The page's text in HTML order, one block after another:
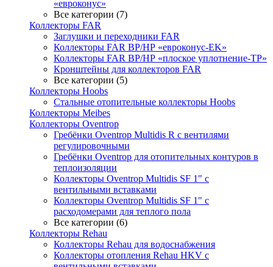
«евроконус»
Все категории (7)
Коллекторы FAR
Заглушки и переходники FAR
Коллекторы FAR ВР/НР «евроконус-EK»
Коллекторы FAR ВР/НР «плоское уплотнение-TP»
Кронштейны для коллекторов FAR
Все категории (5)
Коллекторы Hoobs
Стальные отопительные коллекторы Hoobs
Коллекторы Meibes
Коллекторы Oventrop
Гребёнки Oventrop Multidis R с вентилями
регулировочными
Гребёнки Oventrop для отопительных контуров в
теплоизоляции
Коллекторы Oventrop Multidis SF 1" с
вентильными вставками
Коллекторы Oventrop Multidis SF 1" с
расходомерами для теплого пола
Все категории (6)
Коллекторы Rehau
Коллекторы Rehau для водоснабжения
Коллекторы отопления Rehau HKV с